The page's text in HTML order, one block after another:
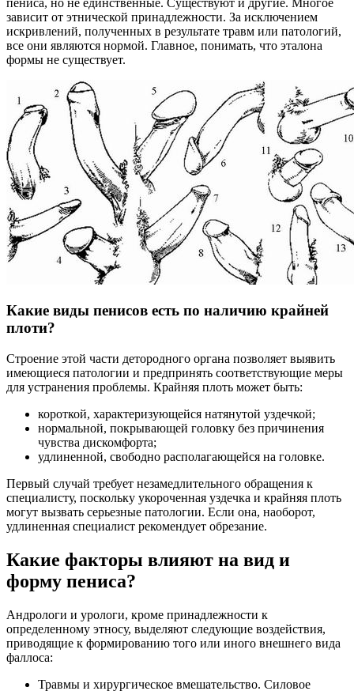
зависит от этнической принадлежности. За исключением
искривлений, полученных в результате травм или патологий,
все они являются нормой. Главное, понимать, что эталона
формы не существует.
Какие виды пенисов есть по наличию крайней
плоти?
Строение этой части детородного органа позволяет выявить
имеющиеся патологии и предпринять соответствующие меры
для устранения проблемы. Крайняя плоть может быть:
короткой, характеризующейся натянутой уздечкой;
нормальной, покрывающей головку без причинения
чувства дискомфорта;
удлиненной, свободно располагающейся на головке.
Первый случай требует незамедлительного обращения к
специалисту, поскольку укороченная уздечка и крайняя плоть
могут вызвать серьезные патологии. Если она, наоборот,
удлиненная специалист рекомендует обрезание.
Какие факторы влияют на вид и
форму пениса?
Андрологи и урологи, кроме принадлежности к
определенному этносу, выделяют следующие воздействия,
приводящие к формированию того или иного внешнего вида
фаллоса:
Травмы и хирургическое вмешательство. Силовое